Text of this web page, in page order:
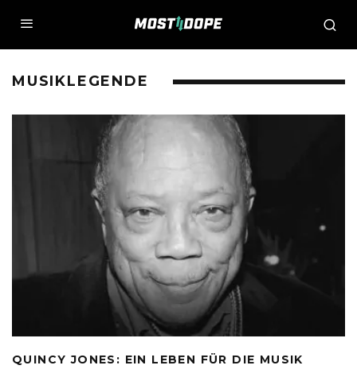
MUSIKLEGENDE
QUINCY JONES: EIN LEBEN FÜR DIE MUSIK